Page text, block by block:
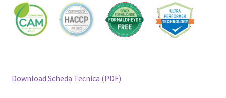
Download Scheda Tecnica (PDF)